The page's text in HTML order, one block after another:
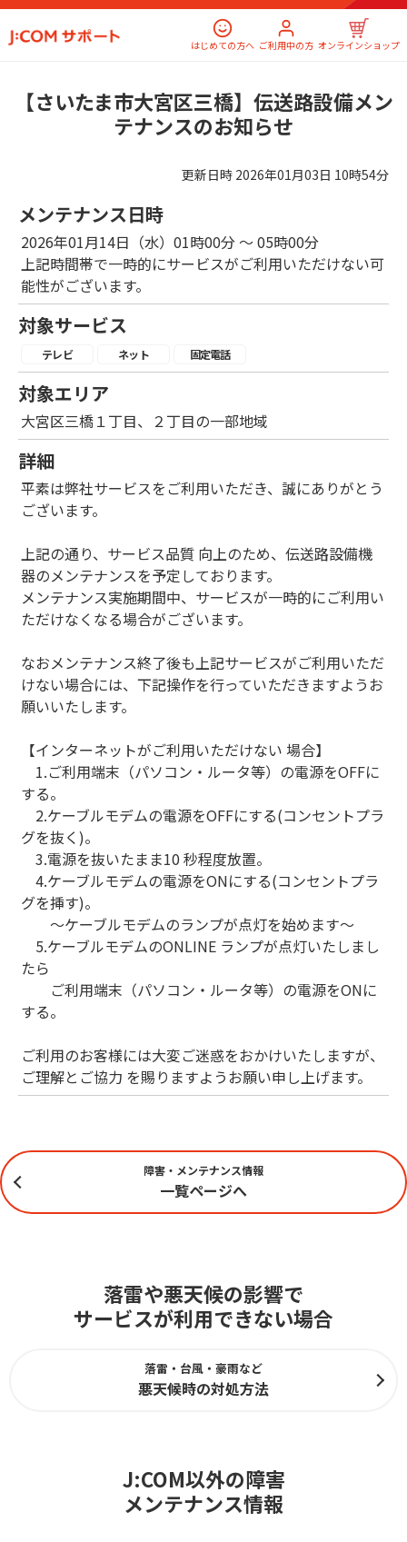
はじめての方へ ご利用中の方 オンラインショップ
【さいたま市大宮区三橋】伝送路設備メン
テナンスのお知らせ
更新日時 2026年01月03日 10時54分
メンテナンス日時
2026年01月14日（水）01時00分 ～ 05時00分
上記時間帯で一時的にサービスがご利用いただけない可
能性がございます。
対象サービス
テレビ ネット 固定電話
対象エリア
大宮区三橋１丁目、２丁目の一部地域
詳細
平素は弊社サービスをご利用いただき、誠にありがとう
ございます。
上記の通り、サービス品質 向上のため、伝送路設備機
器のメンテナンスを予定しております。
メンテナンス実施期間中、サービスが一時的にご利用い
ただけなくなる場合がございます。
なおメンテナンス終了後も上記サービスがご利用いただ
けない場合には、下記操作を行っていただきますようお
願いいたします。
【インターネットがご利用いただけない 場合】
1.ご利用端末（パソコン・ルータ等）の電源をOFFに
する。
2.ケーブルモデムの電源をOFFにする(コンセントプラ
グを抜く)。
3.電源を抜いたまま10 秒程度放置。
4.ケーブルモデムの電源をONにする(コンセントプラ
グを挿す)。
～ケーブルモデムのランプが点灯を始めます～
5.ケーブルモデムのONLINE ランプが点灯いたしまし
たら
ご利用端末（パソコン・ルータ等）の電源をONに
する。
ご利用のお客様には大変ご迷惑をおかけいたしますが、
ご理解とご協力 を賜りますようお願い申し上げます。
障害・メンテナンス情報
一覧ページへ
落雷や悪天候の影響で
サービスが利用できない場合
落雷・台風・豪雨など
悪天候時の対処方法
J:COM以外の障害
メンテナンス情報